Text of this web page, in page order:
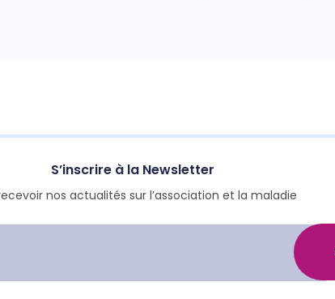
S’inscrire à la Newsletter
nos actualités sur l’association et la maladie